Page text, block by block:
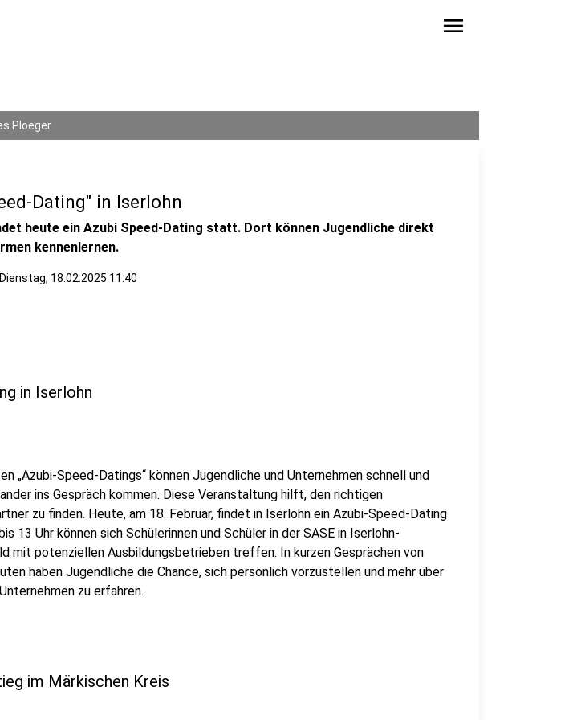
menu
Ploeger
Dating" in Iserlohn
heute ein Azubi Speed-Dating statt. Dort können Jugendliche direkt
kennenlernen.
Dienstag, 18.02.2025 11:40
in Iserlohn
„Azubi-Speed-Datings“ können Jugendliche und Unternehmen schnell und
ins Gespräch kommen. Diese Veranstaltung hilft, den richtigen
zu finden. Heute, am 18. Februar, findet in Iserlohn ein Azubi-Speed-Dating
13 Uhr können sich Schülerinnen und Schüler in der SASE in Iserlohn-
mit potenziellen Ausbildungsbetrieben treffen. In kurzen Gesprächen von
haben Jugendliche die Chance, sich persönlich vorzustellen und mehr über
zu erfahren.
im Märkischen Kreis